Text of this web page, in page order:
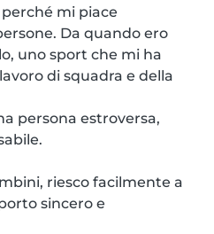
mi piace
Da quando ero
uno sport che mi ha
di squadra e della
persona estroversa,
riesco facilmente a
sincero e